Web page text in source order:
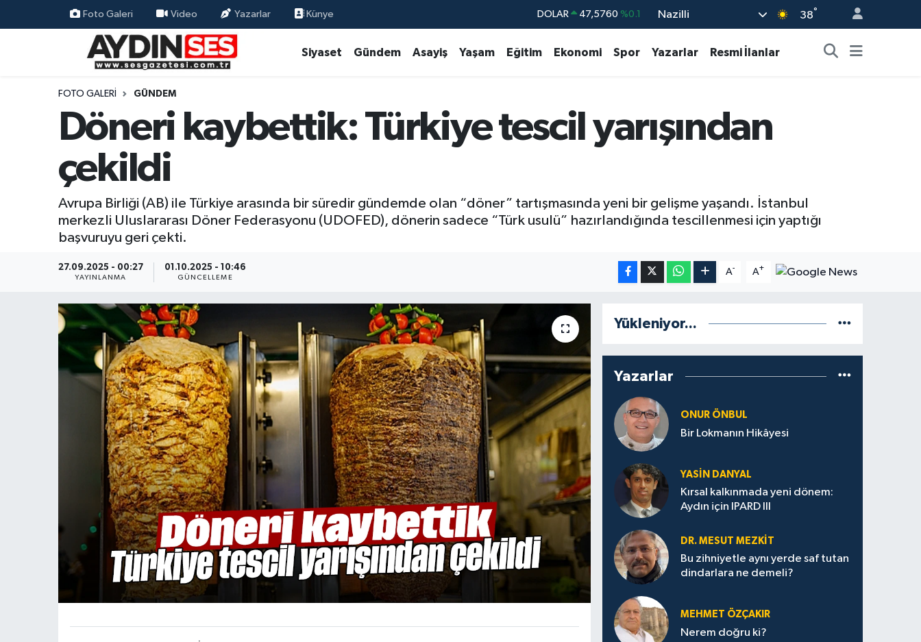
Foto Galeri Video Yazarlar Künye EURO 55,0126 %0.29
64.084,87
DOLAR 47,5760 %0.1
Nazilli 38°
Siyaset Gündem Asayiş Yaşam Eğitim Ekonomi Spor Yazarlar Resmi İlanlar
FOTO GALERI GÜNDEM
Döneri kaybettik: Türkiye tescil yarışından
çekildi
Avrupa Birliği (AB) ile Türkiye arasında bir süredir gündemde olan “döner” tartışmasında yeni bir gelişme yaşandı. İstanbul
merkezli Uluslararası Döner Federasyonu (UDOFED), dönerin sadece “Türk usulü” hazırlandığında tescillenmesi için yaptığı
başvuruyu geri çekti.
27.09.2025 - 00:27
YAYINLANMA
01.10.2025 - 10:46
GÜNCELLEME
A- A+
Yükleniyor...
Yazarlar
ONUR ÖNBUL
Bir Lokmanın Hikâyesi
YASIN DANYAL
Kırsal kalkınmada yeni dönem:
Aydın için IPARD III
DR. MESUT MEZKIT
Bu zihniyetle aynı yerde saf tutan
dindarlara ne demeli?
MEHMET ÖZÇAKIR
Nerem doğru ki?
Siyaset
Eğitim
Kültür Sanat
Aydın Nöbetçi Eczaneler
Aydın Hava Durumu
Aydin Namaz Vakitleri
Aydın Trafik Yoğunluk Haritası
Tüm Manşetler
Son Dakika Haberleri